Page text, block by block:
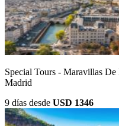
Special Tours - Maravillas
Madrid
9 días desde USD 1346